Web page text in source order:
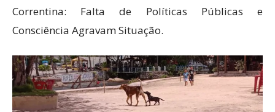
Correntina: Falta de Políticas Públicas e
Consciência Agravam Situação.